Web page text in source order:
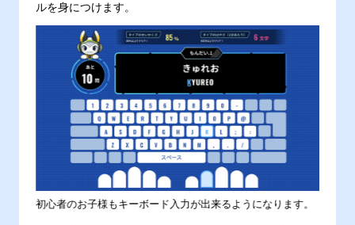
ルを身につけます。
初心者のお子様もキーボード入力が出来るようになります。